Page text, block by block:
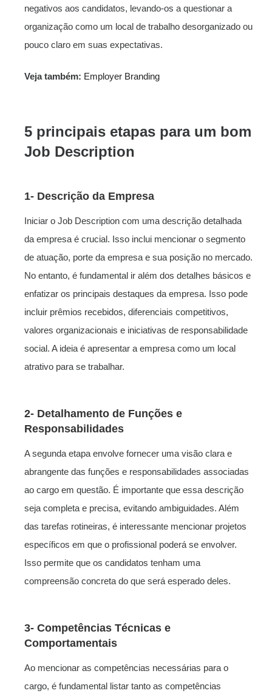
negativos aos candidatos, levando-os a questionar a
organização como um local de trabalho desorganizado ou
pouco claro em suas expectativas.
Veja também: Employer Branding
5 principais etapas para um bom
Job Description
1- Descrição da Empresa
Iniciar o Job Description com uma descrição detalhada
da empresa é crucial. Isso inclui mencionar o segmento
de atuação, porte da empresa e sua posição no mercado.
No entanto, é fundamental ir além dos detalhes básicos e
enfatizar os principais destaques da empresa. Isso pode
incluir prêmios recebidos, diferenciais competitivos,
valores organizacionais e iniciativas de responsabilidade
social. A ideia é apresentar a empresa como um local
atrativo para se trabalhar.
2- Detalhamento de Funções e
Responsabilidades
A segunda etapa envolve fornecer uma visão clara e
abrangente das funções e responsabilidades associadas
ao cargo em questão. É importante que essa descrição
seja completa e precisa, evitando ambiguidades. Além
das tarefas rotineiras, é interessante mencionar projetos
específicos em que o profissional poderá se envolver.
Isso permite que os candidatos tenham uma
compreensão concreta do que será esperado deles.
3- Competências Técnicas e
Comportamentais
Ao mencionar as competências necessárias para o
cargo, é fundamental listar tanto as competências